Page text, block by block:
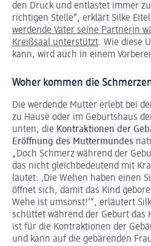
den Druck und entlastet immer
richtigen Stelle“, erklärt Silke
werdende Vater seine Partnerin
Kreißsaal unterstützt. Wie diese
kann, wird auch in einem
Woher kommen die
Die werdende Mutter erlebt bei
zu Hause oder im Geburtshaus
unten, die Kontraktionen der
Eröffnung des Muttermundes
„Doch Schmerz während der
das nicht gleichbedeutend mit
lautet: ‚Die Wehen haben einen
öffnet sich, damit das Kind
Wehe ist umsonst!‘“, erläutert
schüttet während der Geburt das
ist für die Kontraktionen der
und kann auf die gebärenden